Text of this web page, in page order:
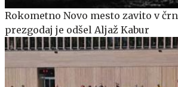
Rokometno Novo mesto zavito v
prezgodaj je odšel Aljaž Kabur